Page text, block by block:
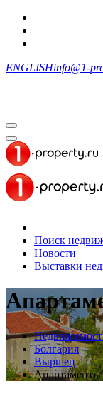
ENGLISHinfo@1-
Поиск
Новости
Выставки
Болгария
Выршец
Апартаменты